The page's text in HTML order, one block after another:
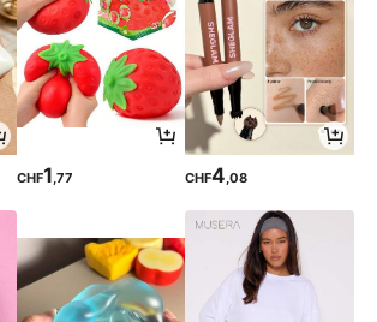
CHF1 ,77 CHF4 ,08